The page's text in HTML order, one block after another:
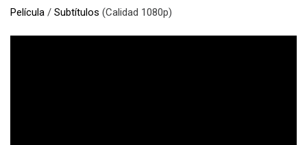
Película / Subtítulos (Calidad 1080p)